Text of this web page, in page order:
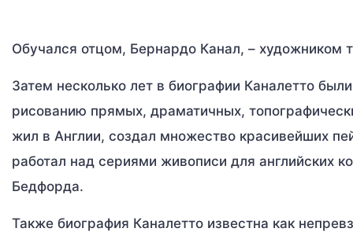
Обучался отцом, Бернардо Канал, – художником
Затем несколько лет в биографии Каналетто
рисованию прямых, драматичных,
жил в Англии, создал множество красивейших
работал над сериями живописи для английских
Бедфорда.
Также биография Каналетто известна как